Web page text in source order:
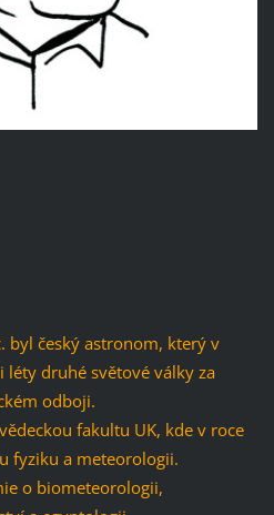
byl český astronom, který v
druhé světové války za
odboji.
fakultu UK, kde v roce
fyziku a meteorologii.
o biometeorologii,